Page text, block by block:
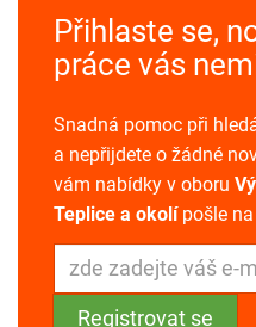
Přihlaste se,
práce vás
Snadná pomoc při
a nepřijdete o žádné
vám nabídky v oboru
Teplice a okolípošle na